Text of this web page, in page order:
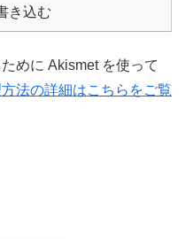
き込む
めに Akismet を使って
法の詳細はこちらをご覧